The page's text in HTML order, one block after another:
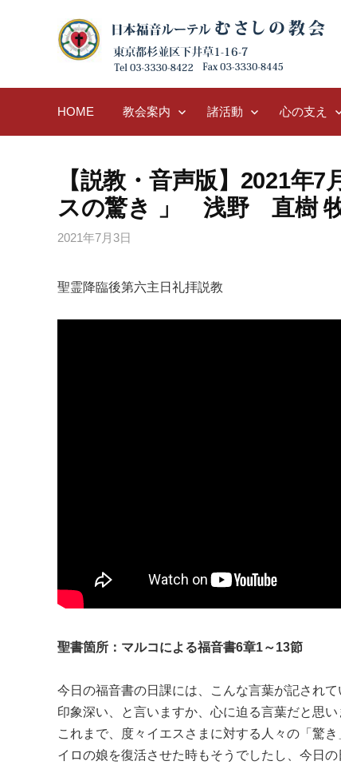
HOME 教会案内 諸活動 心の支え
【説教・音声版】2021年
スの驚き 」 浅野 直樹
2021年7月3日
聖霊降臨後第六主日礼拝説教
聖書箇所：マルコによる福音書6章1～13節
今日の福音書の日課には、こんな言葉が記され
印象深い、と言いますか、心に迫る言葉だと思い
これまで、度々イエスさまに対する人々の「驚
イロの娘を復活させた時もそうでしたし、今日